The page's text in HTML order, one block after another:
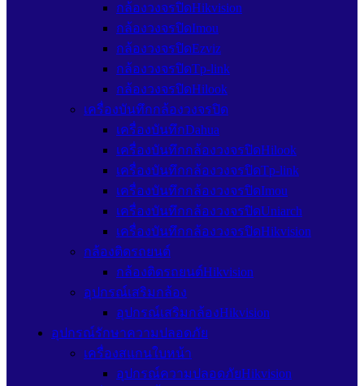
กล้องวงจรปิดHikvision
กล้องวงจรปิดImou
กล้องวงจรปิดEzviz
กล้องวงจรปิดTp-link
กล้องวงจรปิดHilook
เครื่องบันทึกกล้องวงจรปิด
เครื่องบันทึกDahua
เครื่องบันทึกกล้องวงจรปิดHilook
เครื่องบันทึกกล้องวงจรปิดTp-link
เครื่องบันทึกกล้องวงจรปิดImou
เครื่องบันทึกกล้องวงจรปิดUniarch
เครื่องบันทึกกล้องวงจรปิดHikvision
กล้องติดรถยนต์
กล้องติดรถยนต์Hikvision
อุปกรณ์เสริมกล้อง
อุปกรณ์เสริมกล้องHikvision
อุปกรณ์รักษาความปลอดภัย
เครื่องสแกนใบหน้า
อุปกรณ์ความปลอดภัยHikvision